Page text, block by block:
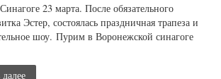
23 марта. После обязательного
Эстер, состоялась праздничная трапеза и
шоу. Пурим в Воронежской синагоге